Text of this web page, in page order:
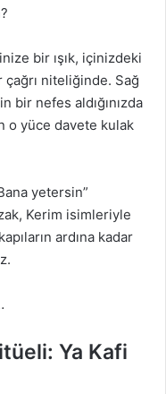
bir ışık, içinizdeki
çağrı niteliğinde. Sağ
nefes aldığınızda
o yüce davete kulak
yetersin”
Kerim isimleriyle
ardına kadar
Ya Kafi